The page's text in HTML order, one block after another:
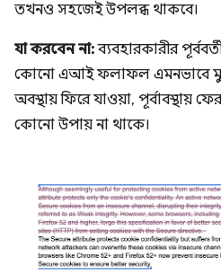
তখনও সহজেই উপলব্ধ থাকবে।
যা করবেন না:ব্যবহারকারীর
কোনো এআই ফলাফল এমনভাবে
অবস্থায় ফিরে যাওয়া, পূর্বাবস্থায়
কোনো উপায় না থাকে।